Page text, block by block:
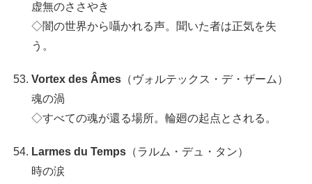
虚無のささやき
◇闇の世界から囁かれる声。聞いた者は正気を失
う。
Vortex des Âmes （ヴォルテックス・デ・ザーム）
魂の渦
◇すべての魂が還る場所。輪廻の起点とされる。
Larmes du Temps （ラルム・デュ・タン）
時の涙